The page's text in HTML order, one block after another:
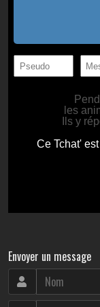
Envoyer un message